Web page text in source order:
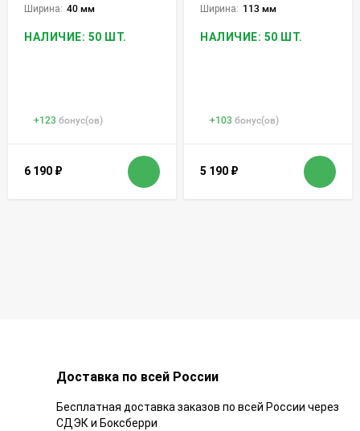
Ширина: 40 мм
НАЛИЧИЕ: 50 ШТ.
+123 бонус(ов)
6 190 ₽
Ширина: 113 мм
НАЛИЧИЕ: 50 ШТ.
+103 бонус(ов)
5 190 ₽
Доставка по всей России
Бесплатная доставка заказов по всей России через
СДЭК и Боксберри